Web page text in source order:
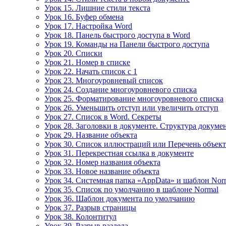
Урок 15. Лишние стили текста
Урок 16. Буфер обмена
Урок 17. Настройка Word
Урок 18. Панель быстрого доступа в Word
Урок 19. Команды на Панели быстрого доступа
Урок 20. Списки
Урок 21. Номер в списке
Урок 22. Начать список с 1
Урок 23. Многоуровневый список
Урок 24. Создание многоуровневого списка
Урок 25. Форматирование многоуровневого списка
Урок 26. Уменьшить отступ или увеличить отступ
Урок 27. Список в Word. Секреты
Урок 28. Заголовки в документе. Структура
Урок 29. Название объекта
Урок 30. Список иллюстраций или Перечень
Урок 31. Перекрестная ссылка в документе
Урок 32. Номер названия объекта
Урок 33. Новое название объекта
Урок 34. Системная папка «AppData» и шаблон
Урок 35. Список по умолчанию в шаблоне Normal
Урок 36. Шаблон документа по умолчанию
Урок 37. Разрыв страницы
Урок 38. Колонтитул